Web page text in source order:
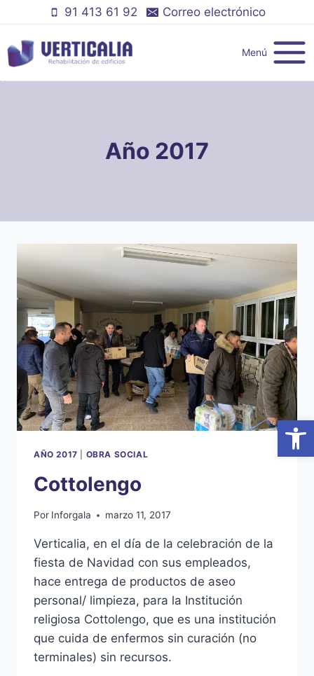
Abrir
contenido
91 413 61 92 Correo electrónico
Menú
Año 2017
AÑO 2017 OBRA SOCIAL
Cottolengo
Por Inforgala marzo 11, 2017
Verticalia, en el día de la celebración de la
fiesta de Navidad con sus empleados,
hace entrega de productos de aseo
personal/ limpieza, para la Institución
religiosa Cottolengo, que es una institución
que cuida de enfermos sin curación (no
terminales) sin recursos.